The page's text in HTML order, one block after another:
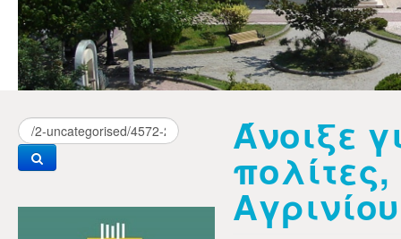
Άνοιξε
Αγρινίου